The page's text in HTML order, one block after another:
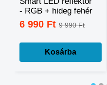
- RGB + hideg fehér
+ meleg fehér, okos
telefonnal
6 990 Ft 9 990 Ft
Kosárba